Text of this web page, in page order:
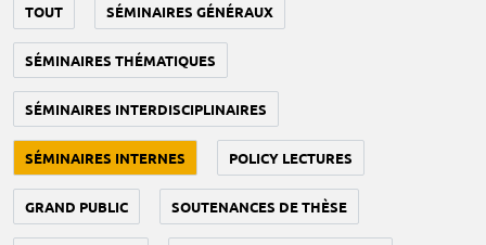
TOUT SÉMINAIRES GÉNÉRAUX
SÉMINAIRES THÉMATIQUES
SÉMINAIRES INTERDISCIPLINAIRES
SÉMINAIRES INTERNES POLICY LECTURES
GRAND PUBLIC SOUTENANCES DE THÈSE